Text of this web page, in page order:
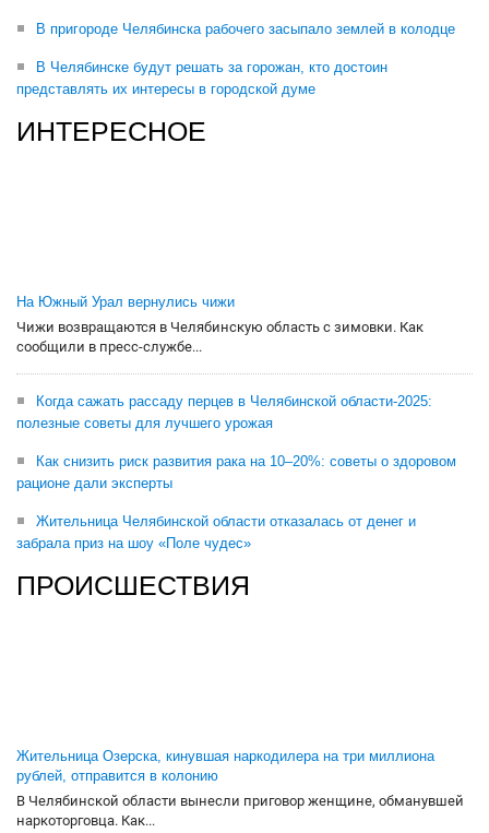
В пригороде Челябинска рабочего засыпало землей в колодце
В Челябинске будут решать за горожан, кто достоин
представлять их интересы в городской думе
ИНТЕРЕСНОЕ
На Южный Урал вернулись чижи
Чижи возвращаются в Челябинскую область с зимовки. Как
сообщили в пресс-службе...
Когда сажать рассаду перцев в Челябинской области-2025:
полезные советы для лучшего урожая
Как снизить риск развития рака на 10–20%: советы о здоровом
рационе дали эксперты
Жительница Челябинской области отказалась от денег и
забрала приз на шоу «Поле чудес»
ПРОИСШЕСТВИЯ
Жительница Озерска, кинувшая наркодилера на три миллиона
рублей, отправится в колонию
В Челябинской области вынесли приговор женщине, обманувшей
наркоторговца. Как...